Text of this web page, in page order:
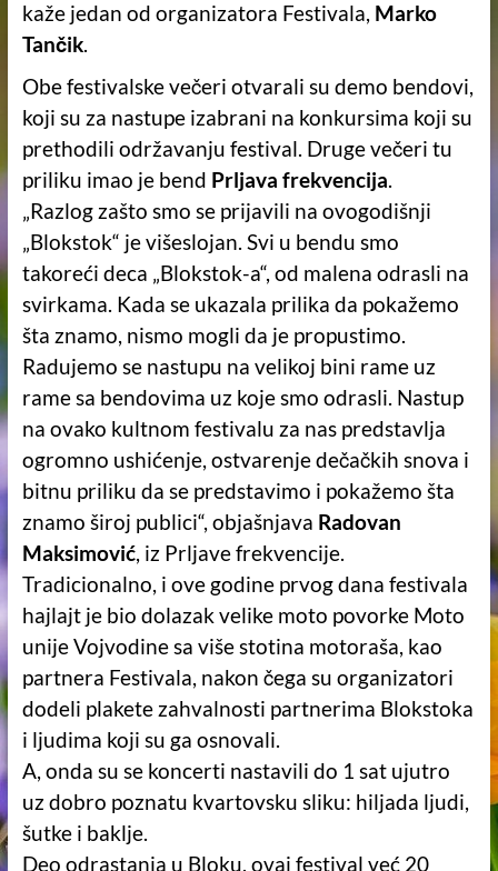
kaže jedan od organizatora Festivala, Marko
Tančik.
Obe festivalske večeri otvarali su demo bendovi,
koji su za nastupe izabrani na konkursima koji su
prethodili održavanju festival. Druge večeri tu
priliku imao je bend Prljava frekvencija.
„Razlog zašto smo se prijavili na ovogodišnji
„Blokstok“ je višeslojan. Svi u bendu smo
takoreći deca „Blokstok-a“, od malena odrasli na
svirkama. Kada se ukazala prilika da pokažemo
šta znamo, nismo mogli da je propustimo.
Radujemo se nastupu na velikoj bini rame uz
rame sa bendovima uz koje smo odrasli. Nastup
na ovako kultnom festivalu za nas predstavlja
ogromno ushićenje, ostvarenje dečačkih snova i
bitnu priliku da se predstavimo i pokažemo šta
znamo široj publici“, objašnjava Radovan
Maksimović, iz Prljave frekvencije.
Tradicionalno, i ove godine prvog dana festivala
hajlajt je bio dolazak velike moto povorke Moto
unije Vojvodine sa više stotina motoraša, kao
partnera Festivala, nakon čega su organizatori
dodeli plakete zahvalnosti partnerima Blokstoka
i ljudima koji su ga osnovali.
A, onda su se koncerti nastavili do 1 sat ujutro
uz dobro poznatu kvartovsku sliku: hiljada ljudi,
šutke i baklje.
Deo odrastanja u Bloku, ovaj festival već 20